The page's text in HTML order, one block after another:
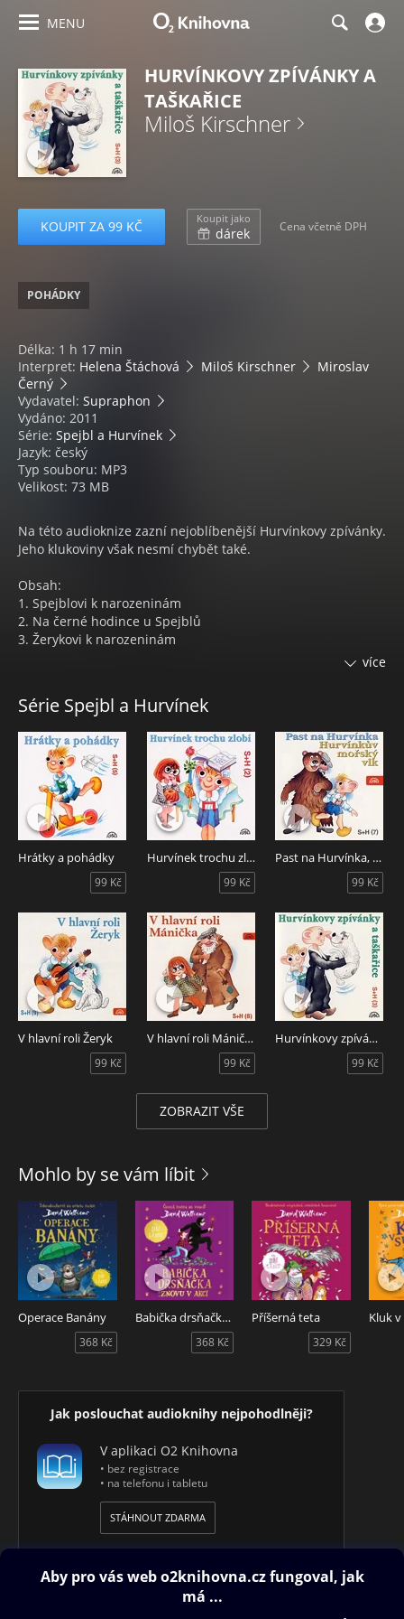
MENU
HURVÍNKOVY ZPÍVÁNKY A
TAŠKAŘICE
Miloš Kirschner
KOUPIT ZA 99 KČ Koupit jako
dárek Cena včetně DPH
POHÁDKY
Délka: 1 h 17 min
Interpret: Helena Štáchová Miloš Kirschner
Miroslav
Černý
Vydavatel: Supraphon
Vydáno: 2011
Série: Spejbl a Hurvínek
Jazyk: český
Typ souboru: MP3
Velikost: 73 MB
Na této audioknize zazní nejoblíbenější Hurvínkovy zpívánky.
Jeho klukoviny však nesmí chybět také.
Obsah:
1. Spejblovi k narozeninám
2. Na černé hodince u Spejblů
3. Žerykovi k narozeninám
taťuldy Spejbla v klasickém podání Miloše Kirschnera,
Heleny Štáchové, Josefa Horáka, Jiřího Stárka a Miroslava
Černého a dalších.
více
Série Spejbl a Hurvínek
Hrátky a pohádky
99 Kč
Hurvínek trochu zlobí
99 Kč
Past na Hurvínka, Hurvínkův mořský vlk
99 Kč
V hlavní roli Žeryk
99 Kč
V hlavní roli Mánička
99 Kč
Hurvínkovy zpívánky a taškařice
99 Kč
ZOBRAZIT VŠE
Mohlo by se vám líbit
Operace Banány
368 Kč
Babička drsňačka znovu v akci
368 Kč
Příšerná teta
329 Kč
Kluk
Jak poslouchat audioknihy nejpohodlněji?
V aplikaci O2 Knihovna
• bez registrace
• na telefonu i tabletu
STÁHNOUT ZDARMA